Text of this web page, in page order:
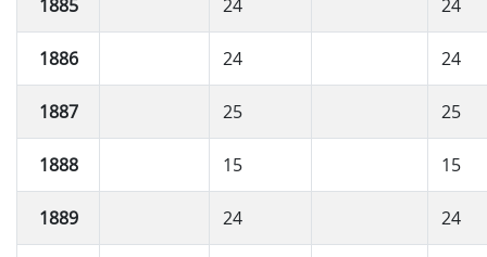
1885 24 24
1886 24 24
1887 25 25
1888 15 15
1889 24 24